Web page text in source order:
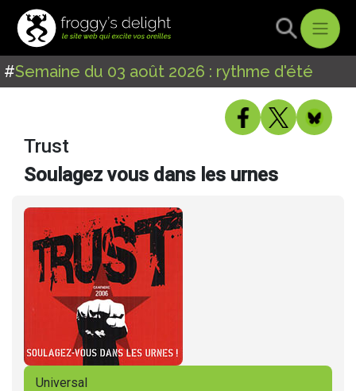
#Semaine du 03 août 2026 : rythme d'été
Trust
Soulagez vous dans les urnes
Universal